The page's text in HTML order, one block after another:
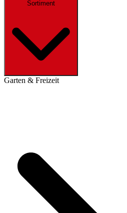
Sortiment
Garten & Freizeit